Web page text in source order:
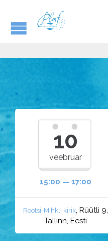
10
veebruar
15:00 — 17:00
Rootsi-Mihkli kirik, Rüütli 9,
Tallinn, Eesti